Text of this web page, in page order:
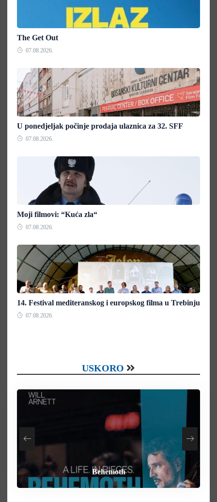
The Get Out
07.08.2026.
U ponedjeljak počinje prodaja ulaznica za 32. SFF
07.08.2026.
Moji filmovi: “Kuća zla“
07.08.2026.
14. Festival mediteranskog i europskog filma u Trebinju
07.08.2026.
USKORO
Heart of the Beast
Behemoth
How To Rob A Bank
By Any Means